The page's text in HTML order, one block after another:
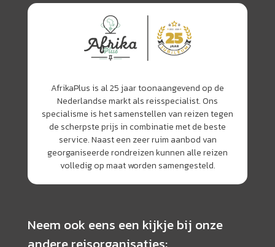
AfrikaPlus is al 25 jaar toonaangevend op de
Nederlandse markt als reisspecialist. Ons
specialisme is het samenstellen van reizen tegen
de scherpste prijs in combinatie met de beste
service. Naast een zeer ruim aanbod van
georganiseerde rondreizen kunnen alle reizen
volledig op maat worden samengesteld.
Neem ook eens een kijkje bij onze